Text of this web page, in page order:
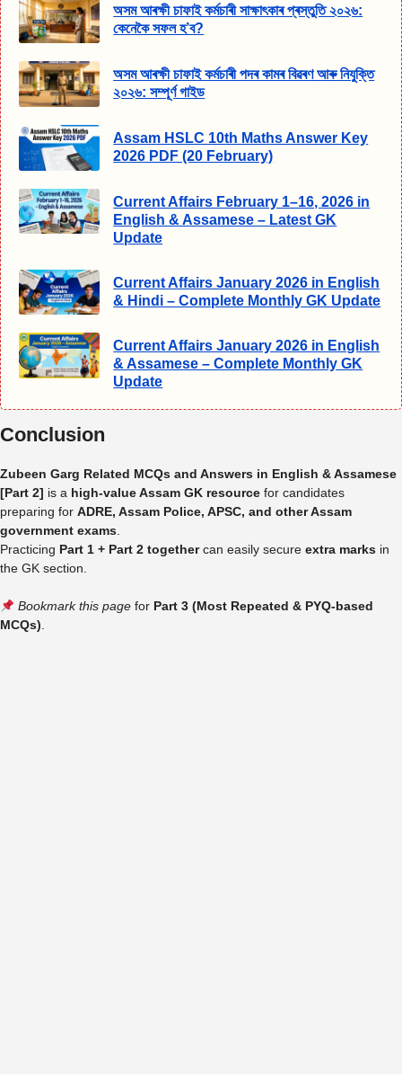
অসম আৰক্ষী চাফাই কৰ্মচাৰী সাক্ষাৎকাৰ প্ৰস্তুতি ২০২৬:
কেনেকৈ সফল হ’ব?
অসম আৰক্ষী চাফাই কৰ্মচাৰী পদৰ কামৰ বিৱৰণ আৰু নিযুক্তি
২০২৬: সম্পূৰ্ণ গাইড
Assam HSLC 10th Maths Answer Key
2026 PDF (20 February)
Current Affairs February 1–16, 2026 in
English & Assamese – Latest GK
Update
Current Affairs January 2026 in English
& Hindi – Complete Monthly GK Update
Current Affairs January 2026 in English
& Assamese – Complete Monthly GK
Update
Conclusion
Zubeen Garg Related MCQs and Answers in English & Assamese
[Part 2] is a high-value Assam GK resource for candidates
preparing for ADRE, Assam Police, APSC, and other Assam
government exams.
Practicing Part 1 + Part 2 togethercan easily secure extra marks in
the GK section.
Bookmark this pagefor Part 3 (Most Repeated & PYQ-based
MCQs).